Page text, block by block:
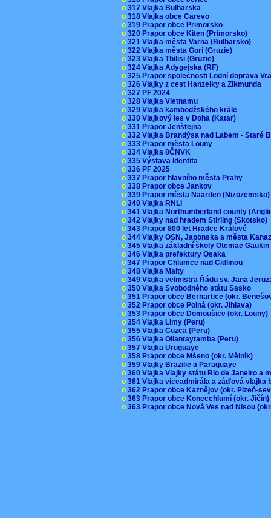
o 317 Vlajka Bulharska
o 318 Vlajka obce Carevo
o 319 Prapor obce Primorsko
o 320 Prapor obce Kiten (Primorsko)
o 321 Vlajka města Varna (Bulharsko)
o 322 Vlajka města Gori (Gruzie)
o 323 Vlajka Tbilisi (Gruzie)
o 324 Vlajka Adygejska (RF)
o 325 Prapor společnosti Lodní doprava
o 326 Vlajky z cest Hanzelky a Zikmunda
o 327 PF 2024
o 328 Vlajka Vietnamu
o 329 Vlajka kambodžského krále
o 330 Vlajkový les v Doha (Katar)
o 331 Prapor Jenštejna
o 332 Vlajka Brandýsa nad Labem - Staré
o 333 Prapor města Louny
o 334 Vlajka 8ČNVK
o 335 Výstava Identita
o 336 PF 2025
o 337 Prapor hlavního města Prahy
o 338 Prapor obce Jankov
o 339 Prapor města Naarden
o 340 Vlajka RNLI
o 341 Vlajka Northumberland county
o 342 Vlajky nad hradem Stirling (Skotsko)
o 343 Prapor 800 let Hradce Králové
o 344 Vlajky OSN, Japonska a města
o 345 Vlajka základní školy Otemae
o 346 Vlajka prefektury Osaka
o 347 Prapor Chlumce nad Cidlinou
o 348 Vlajka Malty
o 349 Vlajka velmistra Řádu sv. Jana
o 350 Vlajka Svobodného státu Sasko
o 351 Prapor obce Bernartice (okr.
o 352 Prapor obce Polná (okr. Jihlava)
o 353 Prapor obce Domoušice (okr. Louny)
o 354 Vlajka Limy (Peru)
o 355 Vlajka Cuzca (Peru)
o 356 Vlajka Ollantaytamba (Peru)
o 357 Vlajka Uruguaye
o 358 Prapor obce Mšeno (okr. Mělník)
o 359 Vlajky Brazilie a Paraguaye
o 360 Vlajka Vlajky státu Rio de Janeiro a
o 361 Vlajka viceadmirála a záďová
o 362 Prapor obce Kaznějov (okr. Plzeň-
o 363 Prapor obce Konecchlumí (okr.
o 363 Prapor obce Nová Ves nad Nisou